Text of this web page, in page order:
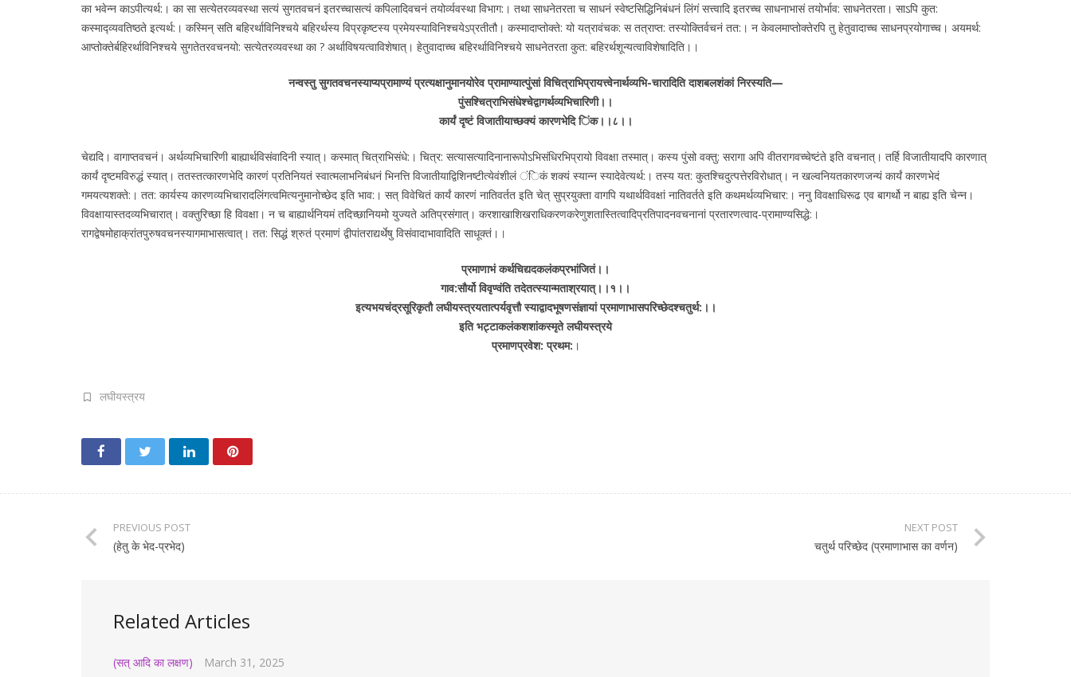
का भवेन्न काऽपीत्यर्थ:। का सा सत्येतरव्यवस्था सत्यं सुगतवचनं इतरच्चासत्यं कपिलादिवचनं तयोर्व्यवस्था विभाग:। तथा साधनेतरता च साधनं स्वेष्टसिद्धिनिबंधनं लिंगं सत्त्वादि इतरच्च साधनाभासं तयोर्भाव: साधनेतरता। साऽपि कुत:
कस्माद्व्यवतिष्ठते इत्यर्थ:। कस्मिन् सति बहिरर्थाविनिश्चये बहिरर्थस्य विप्रकृष्टस्य प्रमेयस्याविनिश्चयेऽप्रतीतौ। कस्मादाप्तोक्ते: यो यत्रावंचक: स तत्राप्त: तस्योक्तिर्वचनं तत:। न केवलमाप्तोक्तेरपि तु हेतुवादाच्च साधनप्रयोगाच्च। अयमर्थ:
आप्तोक्तेर्बहिरर्थाविनिश्चये सुगतेतरवचनयो: सत्येतरव्यवस्था का ? अर्थाविषयत्वाविशेषात्। हेतुवादाच्च बहिरर्थाविनिश्चये साधनेतरता कुत: बहिरर्थशून्यत्वाविशेषादिति।।
नन्वस्तु सुगतवचनस्याप्यप्रामाण्यं प्रत्यक्षानुमानयोरेव प्रामाण्यात्पुंसां विचित्राभिप्रायत्त्वेनार्थव्यभि-चारादिति दाशबलशंकां निरस्यति—
पुंसश्चित्राभिसंधेश्चेद्वागर्थव्यभिचारिणी।।
कार्यं दृष्टं विजातीयाच्छक्यं कारणभेदि िंक।।८।।
चेद्यदि। वागाप्तवचनं। अर्थव्यभिचारिणी बाह्यार्थविसंवादिनी स्यात्। कस्मात् चित्राभिसंधे:। चित्र: सत्यासत्यादिनानारूपोऽभिसंधिरभिप्रायो विवक्षा तस्मात्। कस्य पुंसो वक्तु: सरागा अपि वीतरागवच्चेष्टंते इति वचनात्। तर्हि विजातीयादपि कारणात्
कार्यं दृष्टमविरुद्धं स्यात्। ततस्तत्कारणभेदि कारणं प्रतिनियतं स्वात्मलाभनिबंधनं भिनत्ति विजातीयाद्विशिनष्टीत्येवंशीलं ंिकं शक्यं स्यान्न स्यादेवेत्यर्थ:। तस्य यत: कुतश्चिदुत्पत्तेरविरोधात्। न खल्वनियतकारणजन्यं कार्यं कारणभेदं
गमयत्यशक्ते:। तत: कार्यस्य कारणव्यभिचारादलिंगत्वमित्यनुमानोच्छेद इति भाव:। सत् विवेचितं कार्यं कारणं नातिवर्तत इति चेत् सुप्रयुक्ता वागपि यथार्थविवक्षां नातिवर्तते इति कथमर्थव्यभिचार:। ननु विवक्षाधिरूढ एव बागर्थो न बाह्य इति चेन्न।
विवक्षायास्तदव्यभिचारात्। वक्तुरिच्छा हि विवक्षा। न च बाह्यार्थनियमं तदिच्छानियमो युज्यते अतिप्रसंगात्। करशाखाशिखराधिकरणकरेणुशतास्तित्वादिप्रतिपादनवचनानां प्रतारणत्वाद-प्रामाण्यसिद्धे:।
रागद्वेषमोहाक्रांतपुरुषवचनस्यागमाभासत्वात्। तत: सिद्धं श्रुतं प्रमाणं द्वीपांतराद्यर्थेषु विसंवादाभावादिति साधूक्तं।।
प्रमाणाभं कर्थचिद्यदकलंकप्रभांजितं।।
गाव:सौर्यो विवृण्वंति तदेतत्स्यान्मताश्रयात्।।१।।
इत्यभयचंद्रसूरिकृतौ लघीयस्त्रयतात्पर्यवृत्तौ स्याद्वादभूषणसंज्ञायां प्रमाणाभासपरिच्छेदश्चतुर्थ:।।
इति भट्टाकलंकशशांकस्मृते लघीयस्त्रये
प्रमाणप्रवेश: प्रथम: ।
लघीयस्त्रय
PREVIOUS POST
(हेतु के भेद-प्रभेद)
NEXT POST
चतुर्थ परिच्छेद (प्रमाणाभास का वर्णन)
Related Articles
(सत् आदि का लक्षण) March 31, 2025